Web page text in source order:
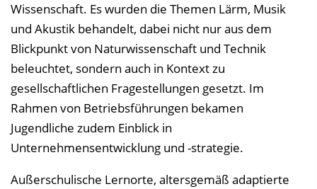
Wissenschaft. Es wurden die Themen Lärm, Musik
und Akustik behandelt, dabei nicht nur aus dem
Blickpunkt von Naturwissenschaft und Technik
beleuchtet, sondern auch in Kontext zu
gesellschaftlichen Fragestellungen gesetzt. Im
Rahmen von Betriebsführungen bekamen
Jugendliche zudem Einblick in
Unternehmensentwicklung und -strategie.
Außerschulische Lernorte, altersgemäß adaptierte